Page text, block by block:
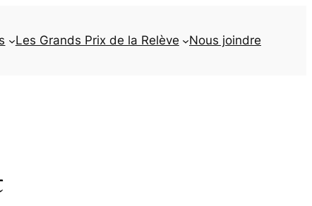
Les Grands Prix de la Relève Nous joindre